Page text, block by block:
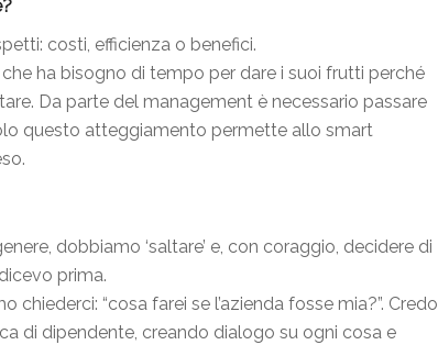
costi, efficienza o benefici.
ha bisogno di tempo per dare i suoi frutti perché
Da parte del management è necessario passare
questo atteggiamento permette allo smart
dobbiamo ‘saltare’ e, con coraggio, decidere di
prima.
“cosa farei se l’azienda fosse mia?”. Credo
di dipendente, creando dialogo su ogni cosa e